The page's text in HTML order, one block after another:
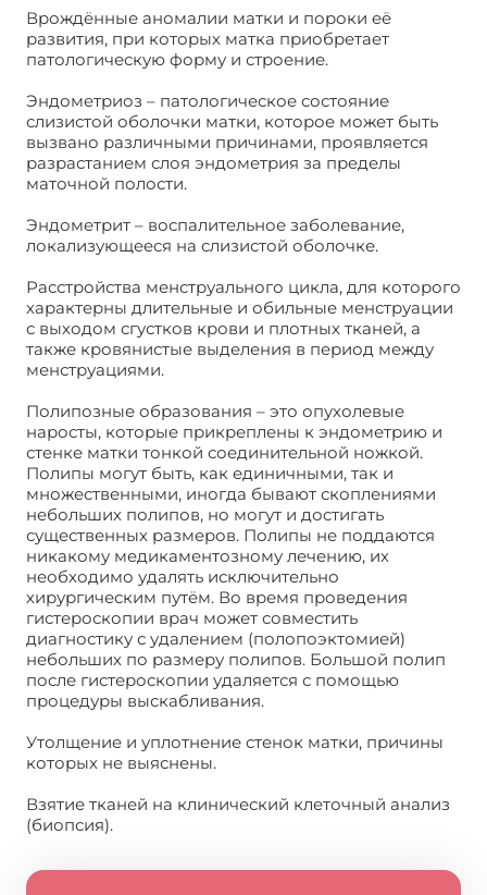
Врождённые аномалии матки и пороки её
развития, при которых матка приобретает
патологическую форму и строение.
Эндометриоз – патологическое состояние
слизистой оболочки матки, которое может быть
вызвано различными причинами, проявляется
разрастанием слоя эндометрия за пределы
маточной полости.
Эндометрит – воспалительное заболевание,
локализующееся на слизистой оболочке.
Расстройства менструального цикла, для которого
характерны длительные и обильные менструации
с выходом сгустков крови и плотных тканей, а
также кровянистые выделения в период между
менструациями.
Полипозные образования – это опухолевые
наросты, которые прикреплены к эндометрию и
стенке матки тонкой соединительной ножкой.
Полипы могут быть, как единичными, так и
множественными, иногда бывают скоплениями
небольших полипов, но могут и достигать
существенных размеров. Полипы не поддаются
никакому медикаментозному лечению, их
необходимо удалять исключительно
хирургическим путём. Во время проведения
гистероскопии врач может совместить
диагностику с удалением (полопоэктомией)
небольших по размеру полипов. Большой полип
после гистероскопии удаляется с помощью
процедуры выскабливания.
Утолщение и уплотнение стенок матки, причины
которых не выяснены.
Взятие тканей на клинический клеточный анализ
(биопсия).